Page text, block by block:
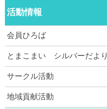
活動情報
会員ひろば
とまこまい シルバーだより
サークル活動
地域貢献活動